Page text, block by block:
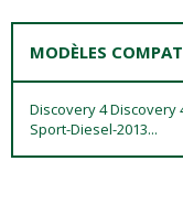
MODÈLES
Discovery 4 Discovery
Sport-Diesel-2013...